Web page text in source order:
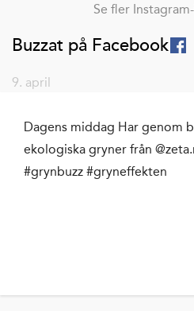
Se fler
Buzzat på Facebook
9. april
Dagens middag Har genom
ekologiska gryner från
#grynbuzz #gryneffekten